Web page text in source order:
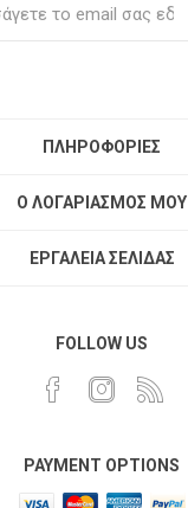
ΠΛΗΡΟΦΟΡΊΕΣ
Ο ΛΟΓΑΡΙΑΣΜΌΣ ΜΟΥ
ΕΡΓΑΛΕΊΑ ΣΕΛΊΔΑΣ
FOLLOW US
PAYMENT OPTIONS